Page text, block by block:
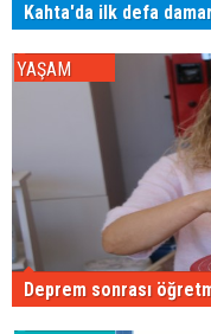
Kahta'da ilk defa
YAŞAM
Deprem sonrası